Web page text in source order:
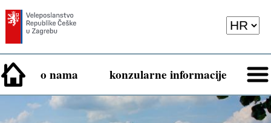
o nama konzularne informacije